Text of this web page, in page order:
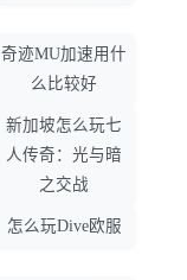
奇迹MU加速用什
么比较好
新加坡怎么玩七
人传奇：光与暗
之交战
怎么玩Dive欧服